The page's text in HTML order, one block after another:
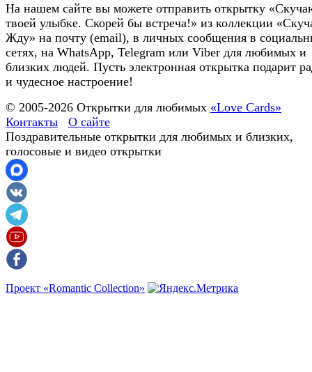
На нашем сайте вы можете отправить открытку
твоей улыбке. Скорей бы встреча!» из коллекции
Жду» на почту (email), в личных сообщения в
сетях, на WhatsApp, Telegram или Viber для любимых и
близких людей. Пусть электронная открытка подарит
и чудесное настроение!
© 2005-2026 Открытки для любимых «Love Cards»
Контакты
О сайте
Поздравительные открытки для любимых и близких,
голосовые и видео открытки
Проект «Romantic Collection»